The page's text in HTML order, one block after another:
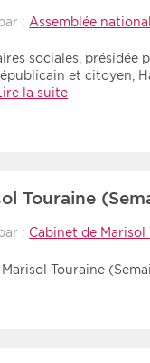
: Assemblée
sociales, présidée
et citoyen,
la suite
Touraine
: Cabinet de Marisol
Touraine